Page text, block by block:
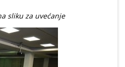
sliku za uvećanje